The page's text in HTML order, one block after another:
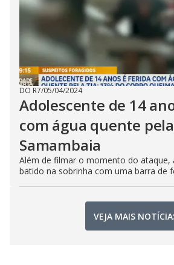
DO R7/05/04/2024
Adolescente de 14
com água quente
Samambaia
Além de filmar o momento do ataque,
batido na sobrinha com uma barra de
VEJA MAIS